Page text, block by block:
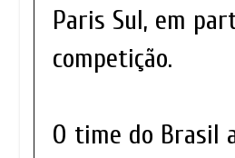
Paris Sul, em
competição.
O time do Brasil